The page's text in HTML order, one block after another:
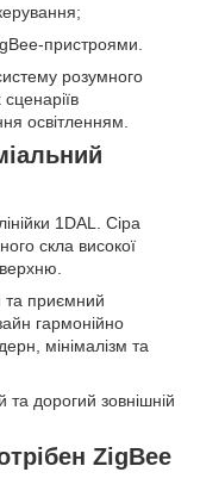
пристроями.
розумного
освітленням.
1DAL. Сіра
скла високої
та приємний
гармонійно
мінімалізм та
та дорогий зовнішній
ZigBee